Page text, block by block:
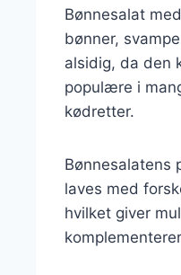
Bønnesalat
bønner,
alsidig, da den
populære i
kødretter.
Bønnesalatens
laves med
hvilket giver